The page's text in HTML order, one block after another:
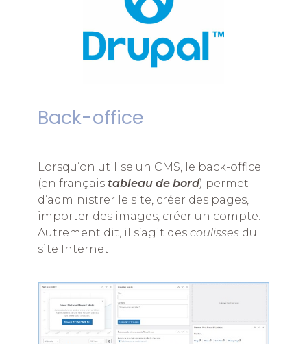
Back-office
Lorsqu’on utilise un CMS, le back-office
(en français tableau de bord) permet
d’administrer le site, créer des pages,
importer des images, créer un compte…
Autrement dit, il s’agit des coulisses du
site Internet.